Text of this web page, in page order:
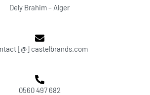
Dely Brahim – Alger
[@] castelbrands.com
0560 497 682